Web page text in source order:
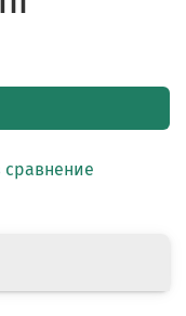
сравнение